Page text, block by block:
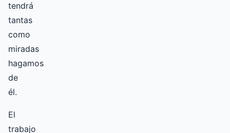
tendrá
tantas
como
miradas
hagamos
de
él.
El
trabajo